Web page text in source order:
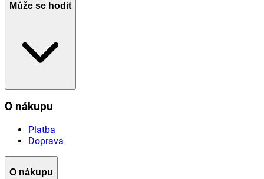
Může se hodit
O nákupu
Platba
Doprava
O nákupu